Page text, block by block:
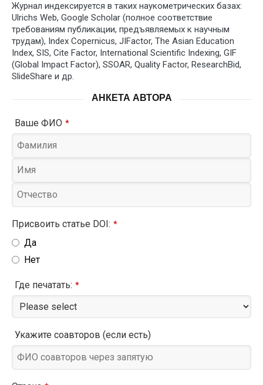
Журнал индексируется в таких наукометрических базах:
Ulrichs Web, Google Scholar (полное соответствие
требованиям публикации, предъявляемых к научным
трудам), Index Copernicus, JIFactor, The Asian Education
Index, SIS, Cite Factor, International Scientific Indexing, GIF
(Global Impact Factor), SSOAR, Quality Factor, ResearchBid,
SlideShare и др.
АНКЕТА АВТОРА
Ваше ФИО *
Присвоить статье DOI: *
Да
Нет
Где печатать: *
Укажите соавторов (если есть)